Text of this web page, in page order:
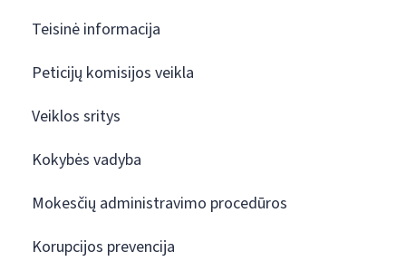
Teisinė informacija
Peticijų komisijos veikla
Veiklos sritys
Kokybės vadyba
Mokesčių administravimo procedūros
Korupcijos prevencija